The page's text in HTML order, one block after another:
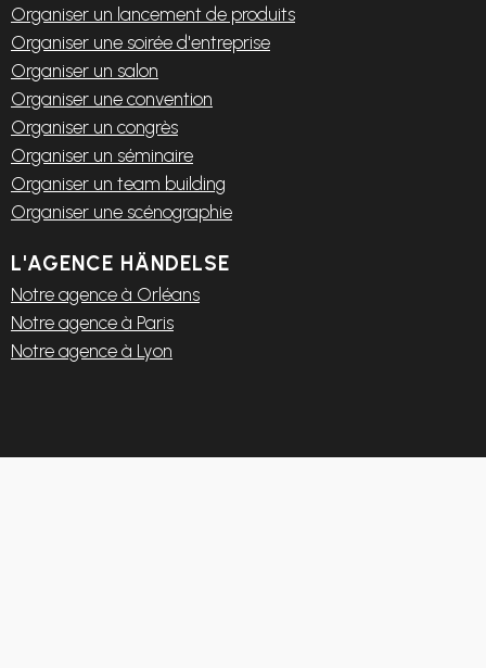
Organiser un lancement de produits
Organiser une soirée d'entreprise
Organiser un salon
Organiser une convention
Organiser un congrès
Organiser un séminaire
Organiser un team building
Organiser une scénographie
L'AGENCE HÄNDELSE
Notre agence à Orléans
Notre agence à Paris
Notre agence à Lyon